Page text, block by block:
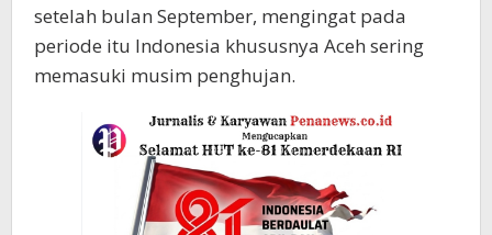
setelah bulan September, mengingat pada
periode itu Indonesia khususnya Aceh sering
memasuki musim penghujan.